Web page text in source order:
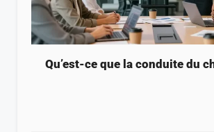
Qu’est-ce que la conduite du